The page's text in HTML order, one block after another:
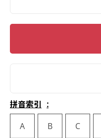
拼音索引
A
B C